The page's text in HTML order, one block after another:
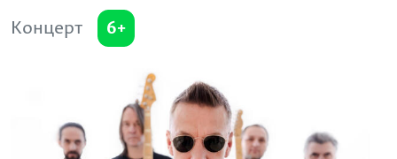
Концерт 6+